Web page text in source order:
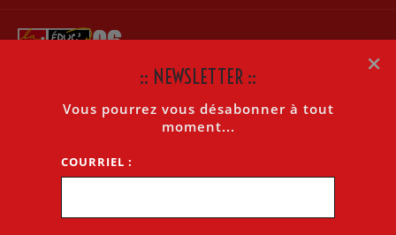
MOUVEMENT INTRA 2018: DÉMANDE DE DÉLÉGATION
Accueil»Mouvement Intra 2018: Démande de délégation dans l’ASH
×
:: NEWSLETTER ::
Vous pourrez vous désabonner à tout
moment...
COURRIEL :